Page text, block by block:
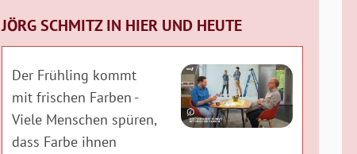
JÖRG SCHMITZ IN HIER UND HEUTE
Der Frühling kommt
mit frischen Farben -
Viele Menschen spüren,
dass Farbe ihnen